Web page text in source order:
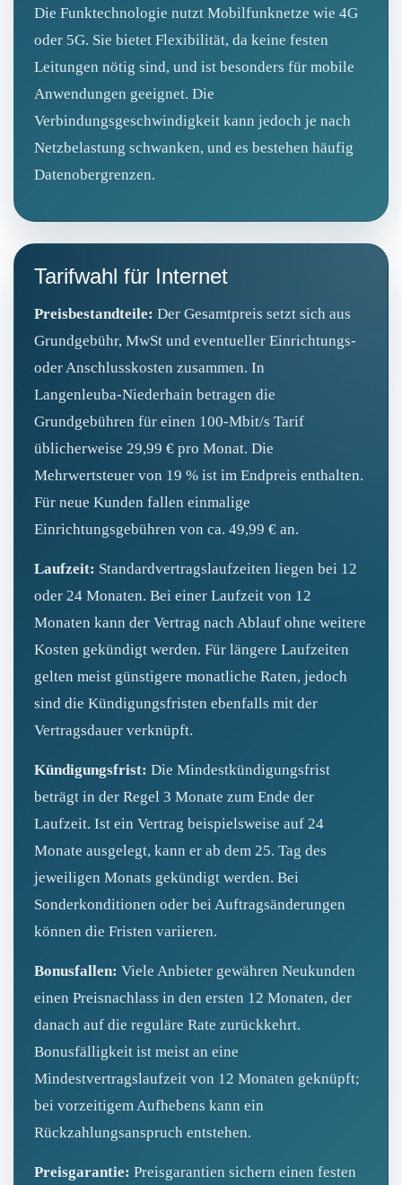
Die Funktechnologie nutzt Mobilfunknetze wie 4G
oder 5G. Sie bietet Flexibilität, da keine festen
Leitungen nötig sind, und ist besonders für mobile
Anwendungen geeignet. Die
Verbindungsgeschwindigkeit kann jedoch je nach
Netzbelastung schwanken, und es bestehen häufig
Datenobergrenzen.
Tarifwahl für Internet
Preisbestandteile: Der Gesamtpreis setzt sich aus
Grundgebühr, MwSt und eventueller Einrichtungs-
oder Anschlusskosten zusammen. In
Langenleuba‑Niederhain betragen die
Grundgebühren für einen 100‑Mbit/s Tarif
üblicherweise 29,99 € pro Monat. Die
Mehrwertsteuer von 19 % ist im Endpreis enthalten.
Für neue Kunden fallen einmalige
Einrichtungsgebühren von ca. 49,99 € an.
Laufzeit: Standardvertragslaufzeiten liegen bei 12
oder 24 Monaten. Bei einer Laufzeit von 12
Monaten kann der Vertrag nach Ablauf ohne weitere
Kosten gekündigt werden. Für längere Laufzeiten
gelten meist günstigere monatliche Raten, jedoch
sind die Kündigungsfristen ebenfalls mit der
Vertragsdauer verknüpft.
Kündigungsfrist: Die Mindestkündigungsfrist
beträgt in der Regel 3 Monate zum Ende der
Laufzeit. Ist ein Vertrag beispielsweise auf 24
Monate ausgelegt, kann er ab dem 25. Tag des
jeweiligen Monats gekündigt werden. Bei
Sonderkonditionen oder bei Auftragsänderungen
können die Fristen variieren.
Bonusfallen: Viele Anbieter gewähren Neukunden
einen Preisnachlass in den ersten 12 Monaten, der
danach auf die reguläre Rate zurückkehrt.
Bonusfälligkeit ist meist an eine
Mindestvertragslaufzeit von 12 Monaten geknüpft;
bei vorzeitigem Aufhebens kann ein
Rückzahlungsanspruch entstehen.
Preisgarantie: Preisgarantien sichern einen festen